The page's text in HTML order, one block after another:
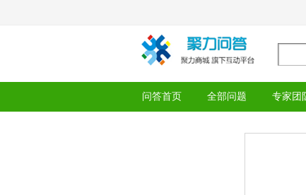
问答首页 全部问题 专家团